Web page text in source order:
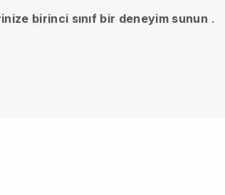
birinci sınıf bir deneyim sunun .